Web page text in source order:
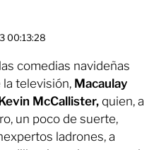
00:13:28
comedias navideñas
la televisión, Macaulay
McCallister, quien, a
un poco de suerte,
ladrones, a